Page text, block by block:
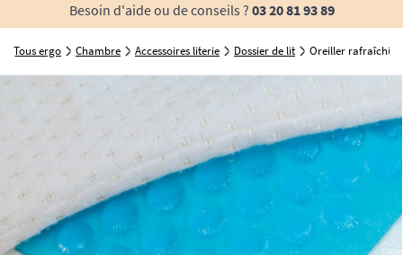
Besoin d'aide ou de conseils ? 03 20 81 93 89
Tous ergo Chambre Accessoires literie Dossier de lit Oreiller